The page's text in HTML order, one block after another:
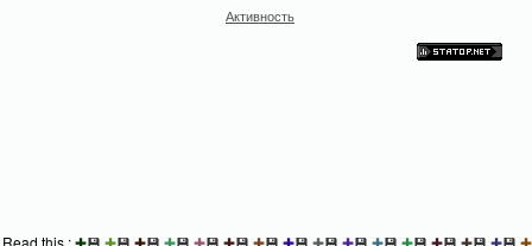
Активность
Read this :✚💾 ✚💾 ✚💾 ✚💾 ✚💾 ✚💾 ✚💾 ✚💾 ✚💾 ✚💾 ✚💾 ✚💾 ✚💾 ✚💾 ✚💾 ✚